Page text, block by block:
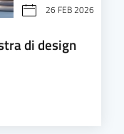
26 FEB 2026
di design